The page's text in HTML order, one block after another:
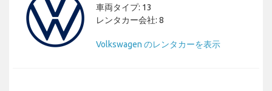
車両タイプ: 13
レンタカー会社: 8
Volkswagen のレンタカーを表示